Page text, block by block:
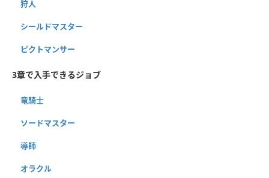
狩人
シールドマスター
ピクトマンサー
3章で入手できるジョブ
竜騎士
ソードマスター
導師
オラクル